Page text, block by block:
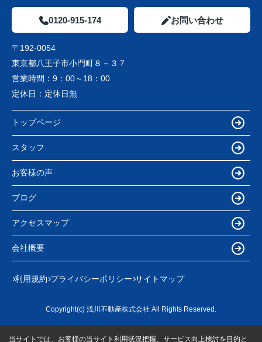
0120-915-174 お問い合わせ
〒192-0054
東京都八王子市小門町８－３７
営業時間： 9：00～18：00
定休日： 定休日無
トップページ
スタッフ
お客様の声
ブログ
アクセスマップ
会社概要
利用規約 プライバシーポリシー サイトマップ
Copyright(c) 浅川不動産株式会社 All Rights Reserved.
当サイトでは、お客様の当サイト利用状況把握、サービス向上検討を目的と